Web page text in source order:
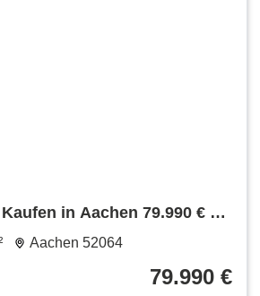
in Aachen 79.990 € 27
Aachen 52064
79.990 €